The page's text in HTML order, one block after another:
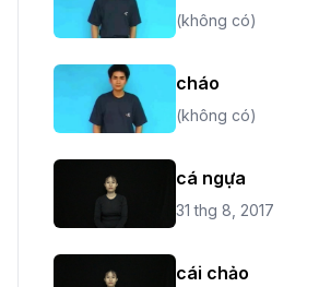
(không có)
cháo
(không có)
cá ngựa
31 thg 8, 2017
cái chảo